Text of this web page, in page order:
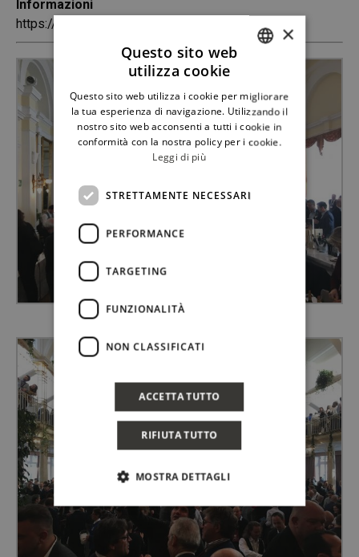
Informazioni
https://meranowinefestival.com
ENGLISH
×
Questo sito web
utilizza cookie
Questo sito web utilizza i cookie per migliorare
la tua esperienza di navigazione. Utilizzando il
nostro sito web acconsenti a tutti i cookie in
conformità con la nostra policy per i cookie.
Leggi di più
STRETTAMENTE NECESSARI
PERFORMANCE
TARGETING
FUNZIONALITÀ
NON CLASSIFICATI
ACCETTA TUTTO
RIFIUTA TUTTO
MOSTRA DETTAGLI